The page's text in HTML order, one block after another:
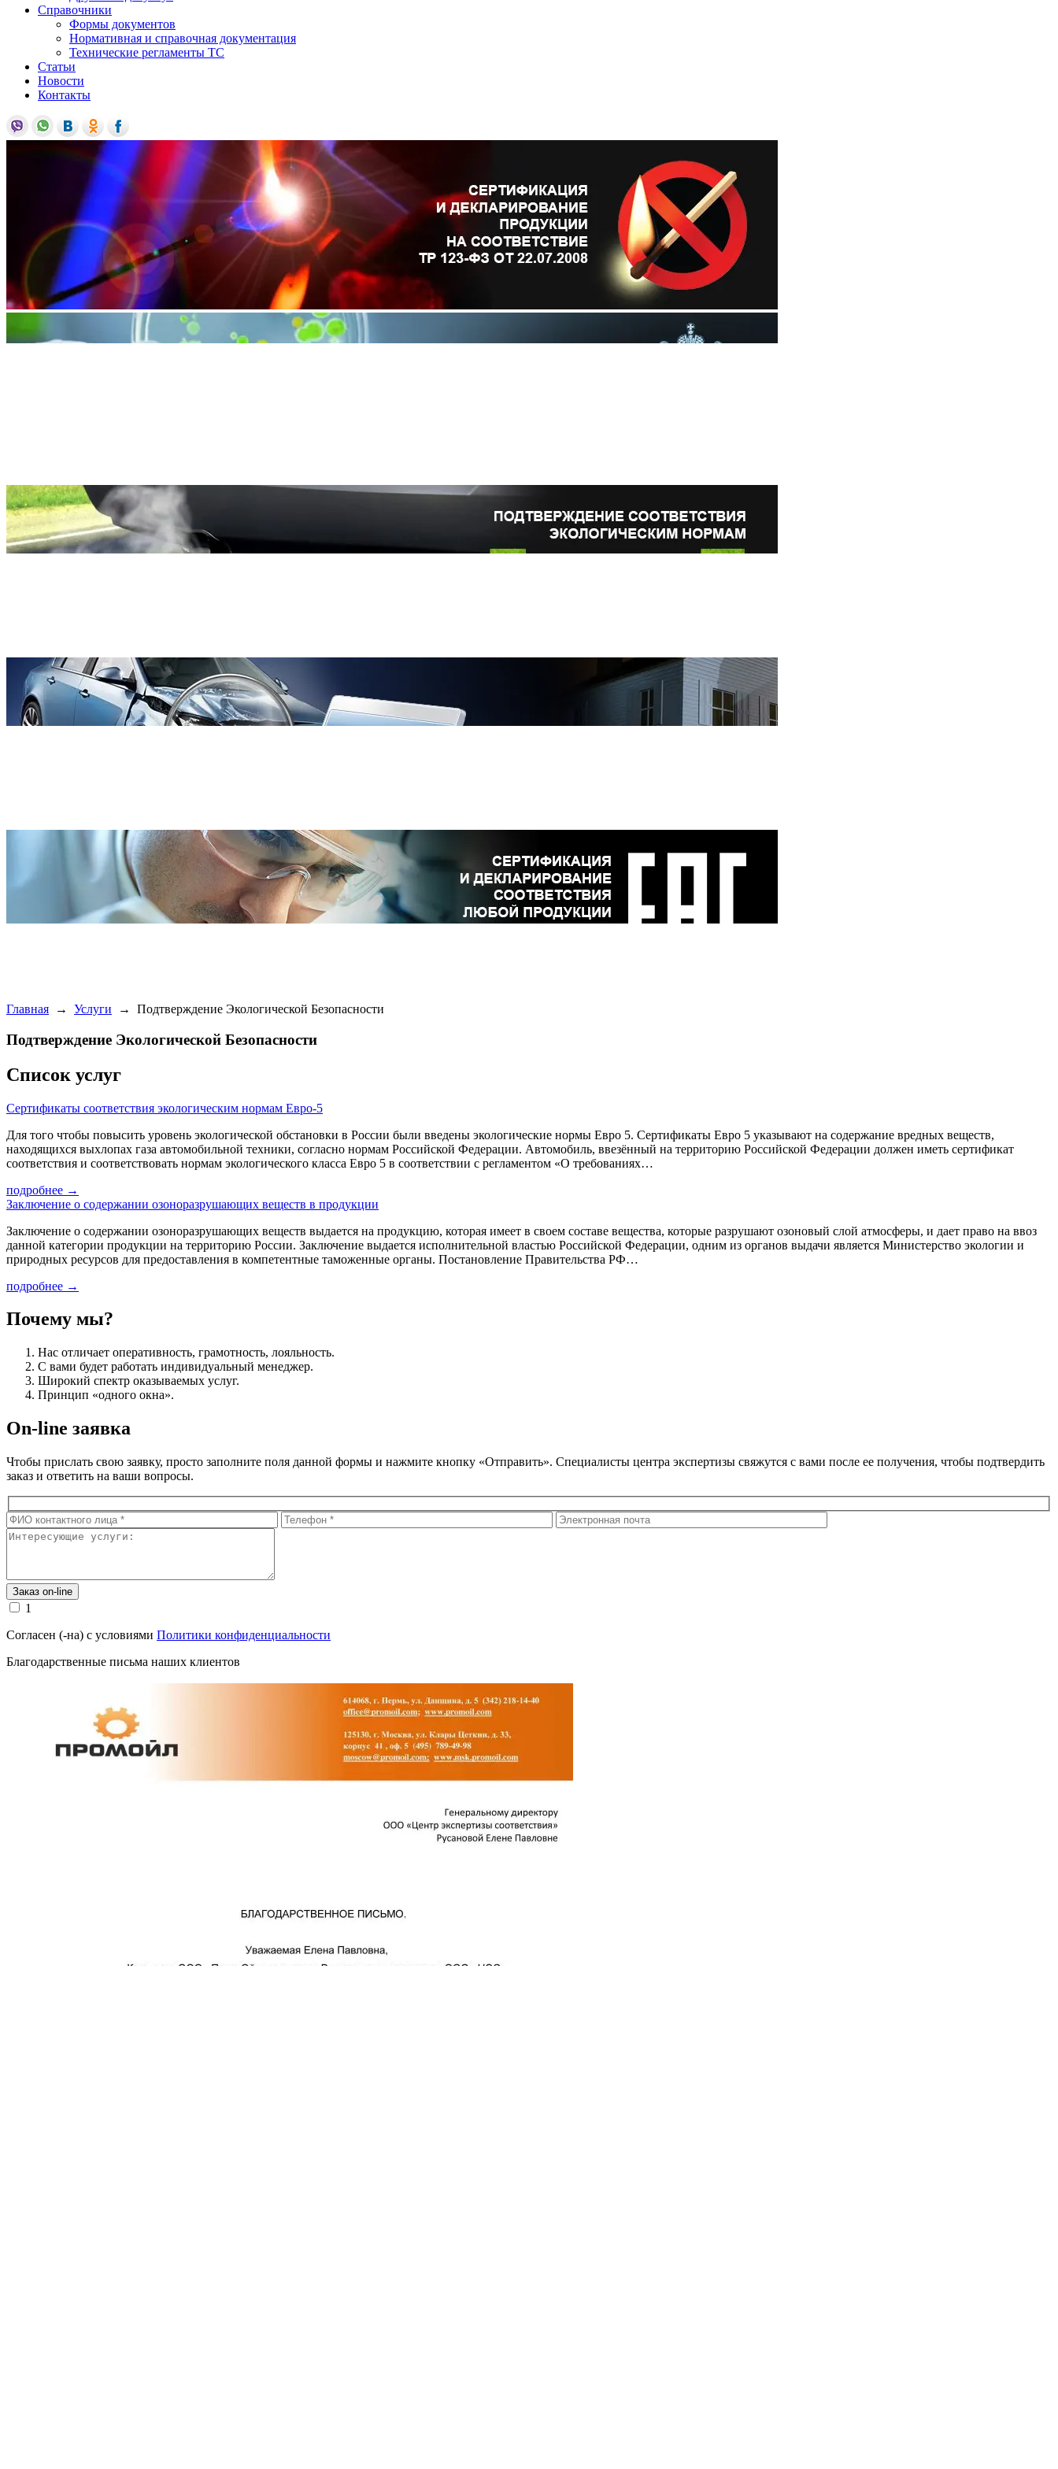
Справочники
Формы документов
Нормативная и справочная документация
Технические регламенты ТС
Статьи
Новости
Контакты
Главная → Услуги → Подтверждение Экологической Безопасности
Подтверждение Экологической Безопасности
Список услуг
Сертификаты соответствия экологическим нормам Евро-5
Для того чтобы повысить уровень экологической обстановки в России были введены экологические нормы Евро 5. Сертификаты Евро 5 указывают на содержание вредных веществ,
находящихся выхлопах газа автомобильной техники, согласно нормам Российской Федерации. Автомобиль, ввезённый на территорию Российской Федерации должен иметь сертификат
соответствия и соответствовать нормам экологического класса Евро 5 в соответствии с регламентом «О требованиях…
подробнее →
Заключение о содержании озоноразрушающих веществ в продукции
Заключение о содержании озоноразрушающих веществ выдается на продукцию, которая имеет в своем составе вещества, которые разрушают озоновый слой атмосферы, и дает право на ввоз
данной категории продукции на территорию России. Заключение выдается исполнительной властью Российской Федерации, одним из органов выдачи является Министерство экологии и
природных ресурсов для предоставления в компетентные таможенные органы. Постановление Правительства РФ…
подробнее →
Почему мы?
Нас отличает оперативность, грамотность, лояльность.
С вами будет работать индивидуальный менеджер.
Широкий спектр оказываемых услуг.
Принцип «одного окна».
On-line заявка
Чтобы прислать свою заявку, просто заполните поля данной формы и нажмите кнопку «Отправить». Специалисты центра экспертизы свяжутся с вами после ее получения, чтобы подтвердить
заказ и ответить на ваши вопросы.
1
Согласен (-на) с условиями Политики конфиденциальности
Благодарственные письма наших клиентов